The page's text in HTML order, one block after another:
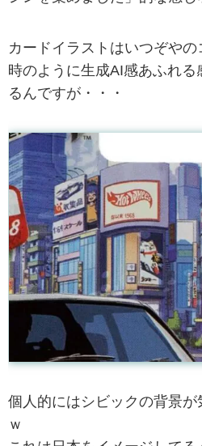
カードイラストはいつぞや
時のように生成AI感あふれ
るんですが・・・
個人的にはシビックの背景
ｗ